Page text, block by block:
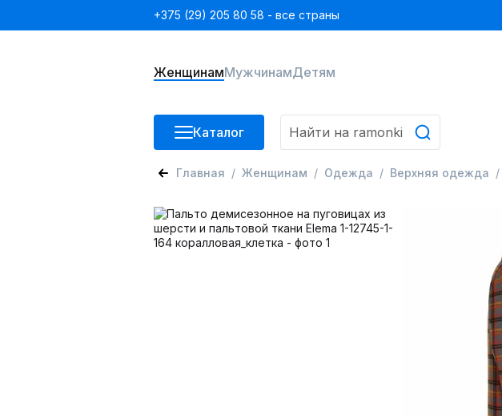
+375 (29) 205 80 58 - все страны
ЖенщинамМужчинамДетям
Каталог
Главная Женщинам Одежда Верхняя одежда